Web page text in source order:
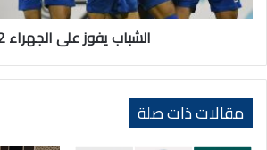
الشباب يفوز على الجهراء 2-1
مقالات ذات صلة